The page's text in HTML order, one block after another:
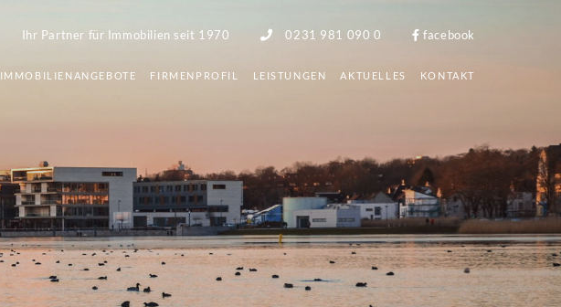
Ihr Partner für Immobilien seit 1970 0231 981 090 0 facebook
IMMOBILIENANGEBOTE FIRMENPROFIL LEISTUNGEN AKTUELLES KONTAKT